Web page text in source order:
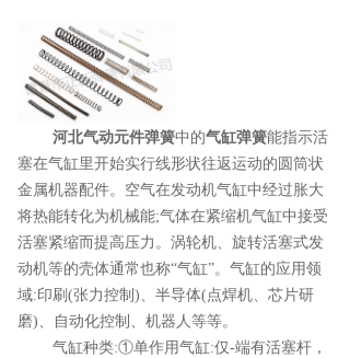
河北气动元件弹簧中的气缸弹簧能指示活
塞在气缸里开始实行线形状往返运动的圆筒状
金属机器配件。空气在发动机气缸中经过胀大
将热能转化为机械能;气体在紧缩机气缸中接受
活塞紧缩而提高压力。涡轮机、旋转活塞式发
动机等的壳体通常也称“气缸”。气缸的应用领
域:印刷(张力控制)、半导体(点焊机、芯片研
磨)、自动化控制、机器人等等。
气缸种类:①单作用气缸:仅-端有活塞杆，